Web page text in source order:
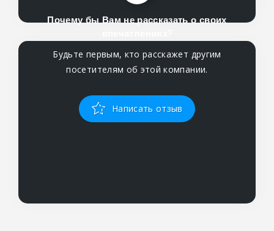
Почему бы Вам не рассказать о своих
Будьте первым, кто расскажет другим
посетителям об этой компании.
Написать отзыв